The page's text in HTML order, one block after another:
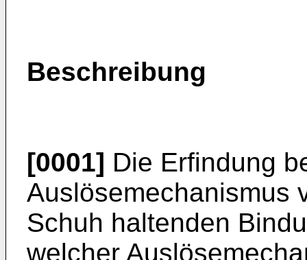
Beschreibung
[0001] Die Erfindung
Auslösemechanismus
Schuh haltenden
welcher